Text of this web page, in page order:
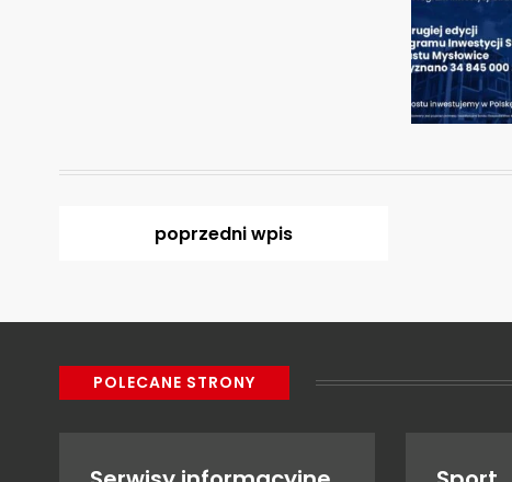
poprzedniwpis
POLECANE STRONY